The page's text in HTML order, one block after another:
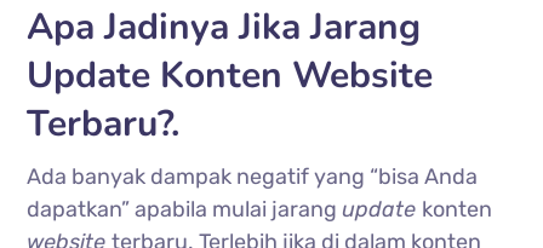
Apa Jadinya Jika Jarang
Update Konten Website
Terbaru?.
Ada banyak dampak negatif yang “bisa Anda
dapatkan” apabila mulai jarangupdate konten
websiteterbaru. Terlebih jika di dalam konten